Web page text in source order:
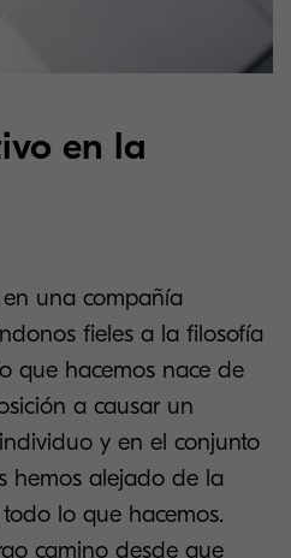
en la
una compañía
fieles a la filosofía
que hacemos nace de
a causar un
y en el conjunto
hemos alejado de la
lo que hacemos.
camino desde que